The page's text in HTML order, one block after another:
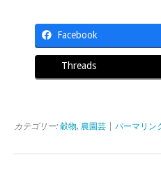
Facebook
Threads
カテゴリー: 穀物, 農園芸 パーマリン